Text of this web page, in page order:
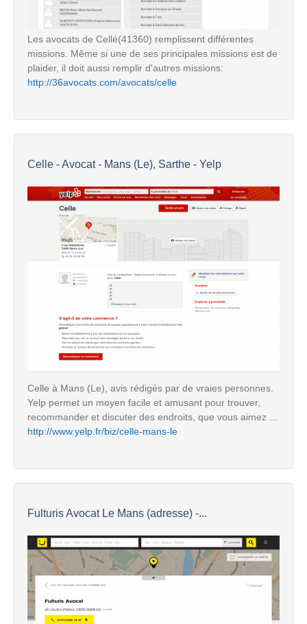
Les avocats de Cellé(41360) remplissent différentes
missions. Même si une de ses principales missions est de
plaider, il doit aussi remplir d'autres missions:
http://36avocats.com/avocats/celle
Celle - Avocat - Mans (Le), Sarthe - Yelp
Celle à Mans (Le), avis rédigés par de vraies personnes.
Yelp permet un moyen facile et amusant pour trouver,
recommander et discuter des endroits, que vous aimez ...
http://www.yelp.fr/biz/celle-mans-le
Fulturis Avocat Le Mans (adresse) -...